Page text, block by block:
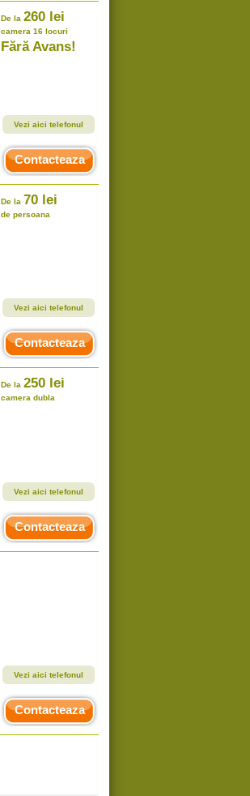
De la 260 lei
camera 16 locuri
Fără Avans!
Vezi aici telefonul
Contacteaza
De la 70 lei
de persoana
Vezi aici telefonul
Contacteaza
De la 250 lei
camera dubla
Vezi aici telefonul
Contacteaza
Vezi aici telefonul
Contacteaza